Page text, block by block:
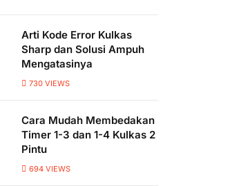
Arti Kode Error Kulkas
Sharp dan Solusi Ampuh
Mengatasinya
730 VIEWS
Cara Mudah Membedakan
Timer 1-3 dan 1-4 Kulkas 2
Pintu
694 VIEWS